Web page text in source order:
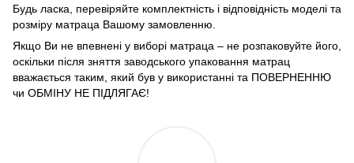
Будь ласка, перевіряйте комплектність і відповідність моделі та
розміру матраца Вашому замовленню.
Якщо Ви не впевнені у виборі матраца – не розпаковуйте його,
оскільки після зняття заводського упаковання матрац
вважається таким, який був у використанні та ПОВЕРНЕННЮ
чи ОБМІНУ НЕ ПІДЛЯГАЄ!